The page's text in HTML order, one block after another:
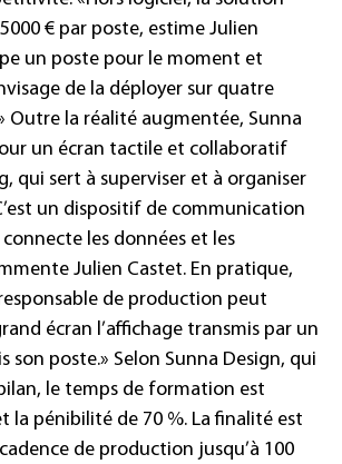
€ par poste, estime Julien
un poste pour le moment et
de la déployer sur quatre
Outre la réalité augmentée, Sunna
un écran tactile et collaboratif
qui sert à superviser et à organiser
un dispositif de communication
les données et les
Julien Castet. En pratique,
de production peut
écran l’affichage transmis par un
son poste.» Selon Sunna Design, qui
le temps de formation est
la pénibilité de 70 %. La finalité est
de production jusqu’à 100